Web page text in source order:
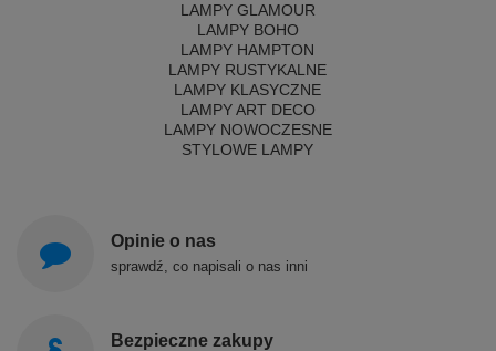
LAMPY GLAMOUR
LAMPY BOHO
LAMPY HAMPTON
LAMPY RUSTYKALNE
LAMPY KLASYCZNE
LAMPY ART DECO
LAMPY NOWOCZESNE
STYLOWE LAMPY
Opinie o nas
sprawdź, co napisali o nas inni
Bezpieczne zakupy